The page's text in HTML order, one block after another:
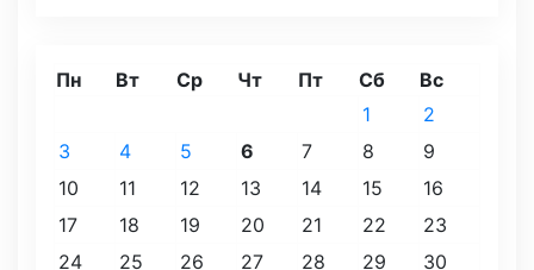
Пн Вт Ср Чт Пт Сб
Вс
1
2
3
4 5 6 7 8
9
10
11 12 13 14 15
16
17
18 19 20 21 22
23
24
25 26 27 28 29 30